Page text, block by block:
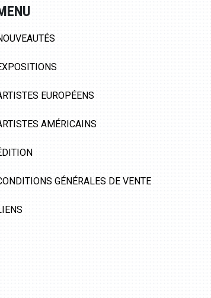
EUROPÉENS
AMÉRICAINS
GÉNÉRALES DE VENTE